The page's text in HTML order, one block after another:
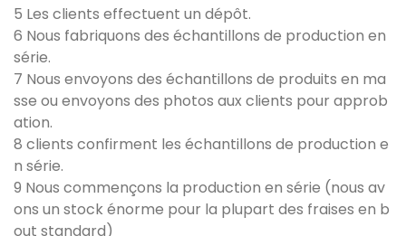
5 Les clients effectuent un dépôt.
6 Nous fabriquons des échantillons de production en
série.
7 Nous envoyons des échantillons de produits en ma
sse ou envoyons des photos aux clients pour approb
ation.
8 clients confirment les échantillons de production e
n série.
9 Nous commençons la production en série (nous av
ons un stock énorme pour la plupart des fraises en b
out standard)